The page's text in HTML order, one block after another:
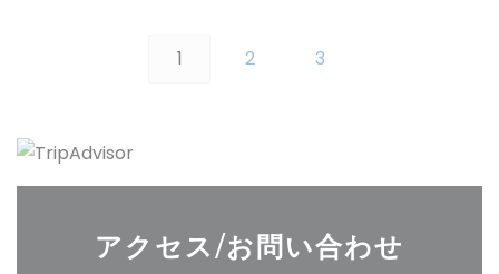
1 2 3
アクセス/お問い合わせ